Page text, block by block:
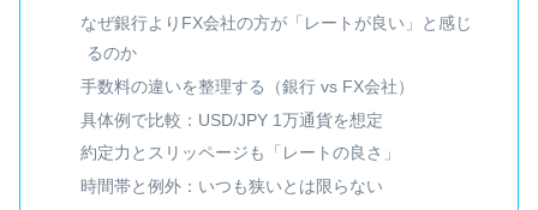
なぜ銀行よりFX会社の方が「レートが良い」と感じ
るのか
手数料の違いを整理する（銀行 vs FX会社）
具体例で比較：USD/JPY 1万通貨を想定
約定力とスリッページも「レートの良さ」
時間帯と例外：いつも狭いとは限らない